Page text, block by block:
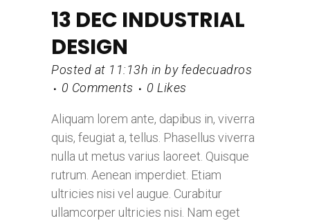
13 DEC INDUSTRIAL
DESIGN
Posted at 11:13h in by fedecuadros
0 Comments
0 Likes
Aliquam lorem ante, dapibus in, viverra
quis, feugiat a, tellus. Phasellus viverra
nulla ut metus varius laoreet. Quisque
rutrum. Aenean imperdiet. Etiam
ultricies nisi vel augue. Curabitur
ullamcorper ultricies nisi. Nam eget